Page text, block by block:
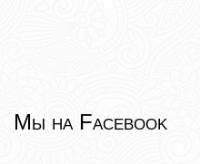
Мы на Facebook